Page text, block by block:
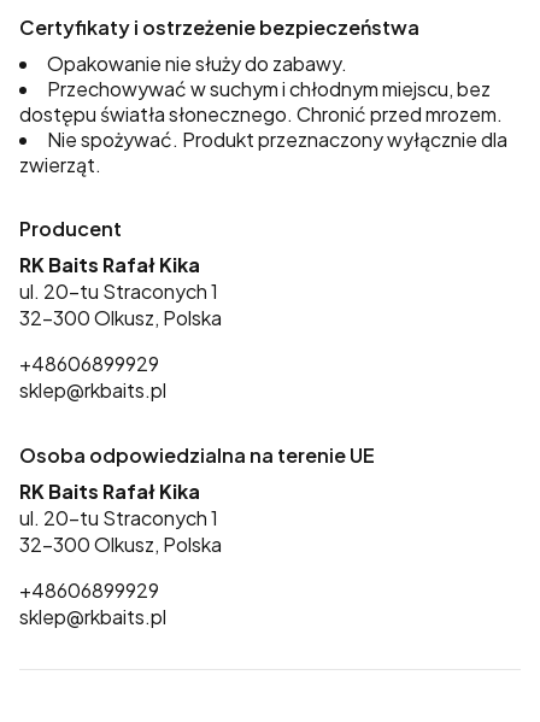
Certyfikaty i ostrzeżenie bezpieczeństwa
Opakowanie nie służy do zabawy.
Przechowywać w suchym i chłodnym miejscu, bez
dostępu światła słonecznego. Chronić przed mrozem.
Nie spożywać. Produkt przeznaczony wyłącznie dla
zwierząt.
Producent
RK Baits Rafał Kika
ul. 20-tu Straconych 1
32-300 Olkusz, Polska
+48606899929
sklep@rkbaits.pl
Osoba odpowiedzialna na terenie UE
RK Baits Rafał Kika
ul. 20-tu Straconych 1
32-300 Olkusz, Polska
+48606899929
sklep@rkbaits.pl